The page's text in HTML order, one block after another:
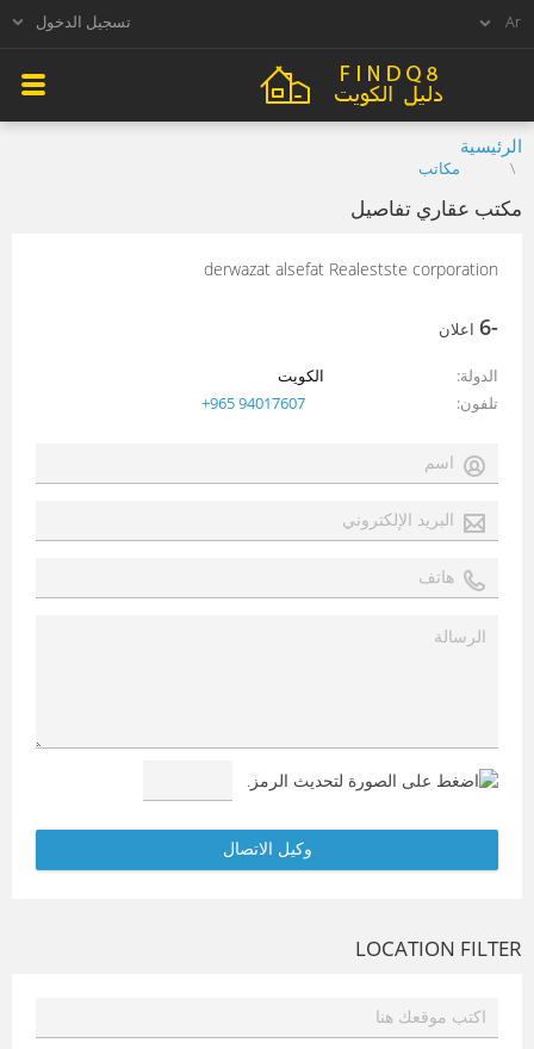
تسجيل الدخول
الرئيسية
مكاتب
مكتب عقاري تفاصيل
derwazat alsefat Realestste corporation
-6 اعلان
الدولة
الكويت
تلفون
+965 94017607
LOCATION FILTER